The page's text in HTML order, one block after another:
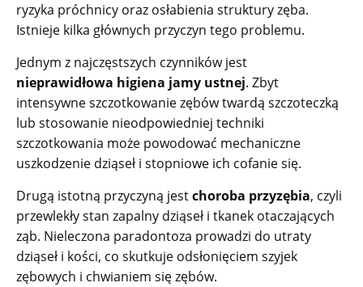
ryzyka próchnicy oraz osłabienia struktury zęba.
Istnieje kilka głównych przyczyn tego problemu.
Jednym z najczęstszych czynników jest
nieprawidłowa higiena jamy ustnej. Zbyt
intensywne szczotkowanie zębów twardą szczoteczką
lub stosowanie nieodpowiedniej techniki
szczotkowania może powodować mechaniczne
uszkodzenie dziąseł i stopniowe ich cofanie się.
Drugą istotną przyczyną jestchoroba przyzębia, czyli
przewlekły stan zapalny dziąseł i tkanek otaczających
ząb. Nieleczona paradontoza prowadzi do utraty
dziąseł i kości, co skutkuje odsłonięciem szyjek
zębowych i chwianiem się zębów.